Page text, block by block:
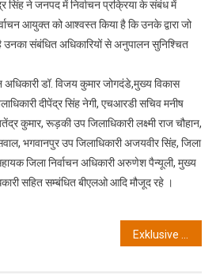
सिंह ने जनपद में निर्वाचन प्रक्रिया के संबंध में
आयुक्त को आश्वस्त किया है कि उनके द्वारा जो
है उनका संबंधित अधिकारियों से अनुपालन सुनिश्चित
डॉ. विजय कुमार जोगदंडे,मुख्य विकास
दीपेंद्र सिंह नेगी, एचआरडी सचिव मनीष
कुमार, रूड़की उप जिलाधिकारी लक्ष्मी राज चौहान,
भगवानपुर उप जिलाधिकारी अजयवीर सिंह, जिला
जिला निर्वाचन अधिकारी अरुणेश पैन्यूली, मुख्य
सहित सम्बंधित बीएलओ आदि मौजूद रहे ।
Exklusive VIP‑Vorteile bei Xon Casino – Wie treue Spieler von Premium‑Belohnungen profitieren